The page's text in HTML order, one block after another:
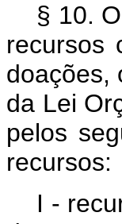
§ 10.
recursos
doações,
da Lei
pelos
recursos:
I -